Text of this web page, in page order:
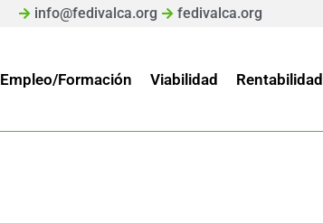
info@fedivalca.org fedivalca.org
Empleo/Formación Viabilidad Rentabilidad